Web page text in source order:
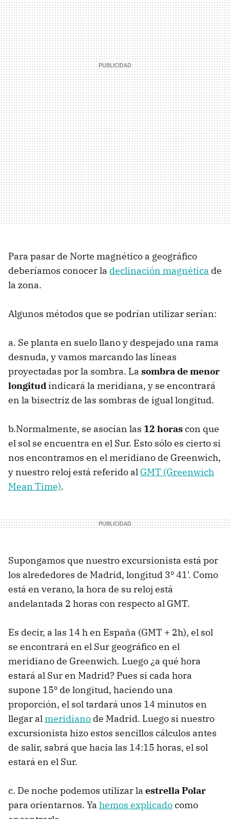
Para pasar de Norte magnético a geográfico
deberíamos conocer la declinación magnética de
la zona.
Algunos métodos que se podrían utilizar serían:
a. Se planta en suelo llano y despejado una rama
desnuda, y vamos marcando las líneas
proyectadas por la sombra. La sombra de menor
longitud indicará la meridiana, y se encontrará
en la bisectriz de las sombras de igual longitud.
b.Normalmente, se asocian las 12 horascon que
el sol se encuentra en el Sur. Esto sólo es cierto si
nos encontramos en el meridiano de Greenwich,
y nuestro reloj está referido al GMT (Greenwich
Mean Time).
Supongamos que nuestro excursionista está por
los alrededores de Madrid, longitud 3º 41'. Como
está en verano, la hora de su reloj está
andelantada 2 horas con respecto al GMT.
Es decir, a las 14 h en España (GMT + 2h), el sol
se encontrará en el Sur geográfico en el
meridiano de Greenwich. Luego ¿a qué hora
estará al Sur en Madrid? Pues si cada hora
supone 15º de longitud, haciendo una
proporción, el sol tardará unos 14 minutos en
llegar almeridiano de Madrid. Luego si nuestro
excursionista hizo estos sencillos cálculos antes
de salir, sabrá que hacia las 14:15 horas, el sol
estará en el Sur.
c. De noche podemos utilizar la estrella Polar
para orientarnos. Ya hemos explicadocomo